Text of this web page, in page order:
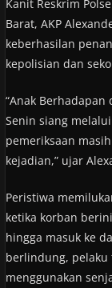
Kanit Reskrim
Barat, AKP
keberhasilan
kepolisian dan
“Anak Berhadapan
Senin siang
pemeriksaan
kejadian,” ujar
Peristiwa
ketika korban
hingga masuk ke
berlindung, pelaku
menggunakan